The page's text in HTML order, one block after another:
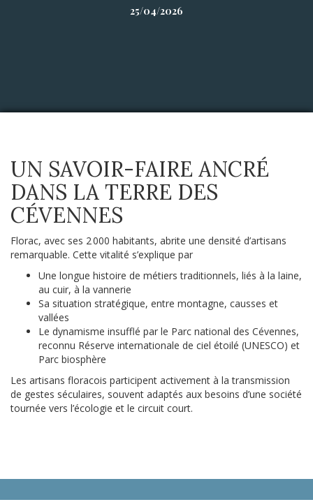
25/04/2026
UN SAVOIR-FAIRE ANCRÉ
DANS LA TERRE DES
CÉVENNES
Florac, avec ses 2 000 habitants, abrite une densité d’artisans
remarquable. Cette vitalité s’explique par
Une longue histoire de métiers traditionnels, liés à la laine,
au cuir, à la vannerie
Sa situation stratégique, entre montagne, causses et
vallées
Le dynamisme insufflé par le Parc national des Cévennes,
reconnu Réserve internationale de ciel étoilé (UNESCO) et
Parc biosphère
Les artisans floracois participent activement à la transmission
de gestes séculaires, souvent adaptés aux besoins d’une société
tournée vers l’écologie et le circuit court.